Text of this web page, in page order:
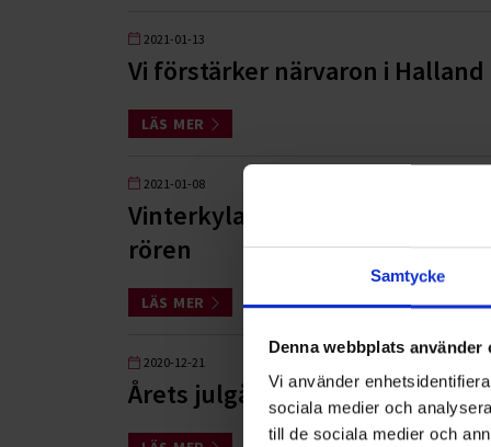
Samtycke
Denna webbplats använder
Vi använder
sociala medier och
till de sociala medier och
2021-01-13
Vi förstärker närvaron i
LÄS MER
2021-01-08
Vinterkylan håller i sig i
rören
LÄS MER
2020-12-21
Årets julgåva till Hjärnfonden